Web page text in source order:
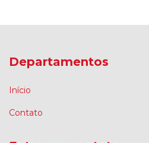
Departamentos
Início
Contato